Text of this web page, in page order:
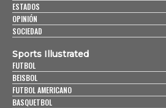
ESTADOS
OPINIÓN
SOCIEDAD
Sports Illustrated
FUTBOL
BEISBOL
FUTBOL AMERICANO
BASQUETBOL